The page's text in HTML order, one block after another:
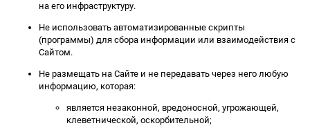
на его инфраструктуру.
Не использовать автоматизированные скрипты
(программы) для сбора информации или взаимодействия с
Сайтом.
Не размещать на Сайте и не передавать через него любую
информацию, которая:
является незаконной, вредоносной, угрожающей,
клеветнической, оскорбительной;